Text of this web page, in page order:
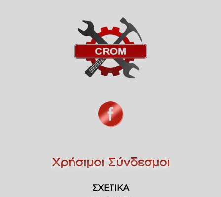
Χρήσιμοι Σύνδεσμοι
ΣΧΕΤΙΚΑ